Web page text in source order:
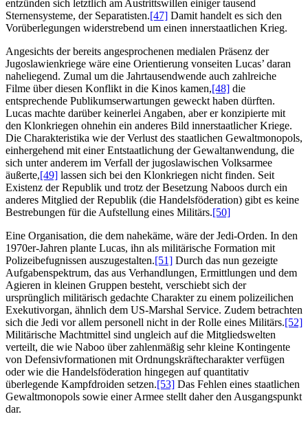
entzünden sich letztlich am Austrittswillen einiger tausend
Sternensysteme, der Separatisten.[47] Damit handelt es sich den
Vorüberlegungen widerstrebend um einen innerstaatlichen Krieg.
Angesichts der bereits angesprochenen medialen Präsenz der
Jugoslawienkriege wäre eine Orientierung vonseiten Lucas’ daran
naheliegend. Zumal um die Jahrtausendwende auch zahlreiche
Filme über diesen Konflikt in die Kinos kamen,[48] die
entsprechende Publikumserwartungen geweckt haben dürften.
Lucas machte darüber keinerlei Angaben, aber er konzipierte mit
den Klonkriegen ohnehin ein anderes Bild innerstaatlicher Kriege.
Die Charakteristika wie der Verlust des staatlichen Gewaltmonopols,
einhergehend mit einer Entstaatlichung der Gewaltanwendung, die
sich unter anderem im Verfall der jugoslawischen Volksarmee
äußerte,[49] lassen sich bei den Klonkriegen nicht finden. Seit
Existenz der Republik und trotz der Besetzung Naboos durch ein
anderes Mitglied der Republik (die Handelsföderation) gibt es keine
Bestrebungen für die Aufstellung eines Militärs.[50]
Eine Organisation, die dem nahekäme, wäre der Jedi-Orden. In den
1970er-Jahren plante Lucas, ihn als militärische Formation mit
Polizeibefugnissen auszugestalten.[51] Durch das nun gezeigte
Aufgabenspektrum, das aus Verhandlungen, Ermittlungen und dem
Agieren in kleinen Gruppen besteht, verschiebt sich der
ursprünglich militärisch gedachte Charakter zu einem polizeilichen
Exekutivorgan, ähnlich dem US-Marshal Service. Zudem betrachten
sich die Jedi vor allem personell nicht in der Rolle eines Militärs.[52]
Militärische Machtmittel sind ungleich auf die Mitgliedswelten
verteilt, die wie Naboo über zahlenmäßig sehr kleine Kontingente
von Defensivformationen mit Ordnungskräftecharakter verfügen
oder wie die Handelsföderation hingegen auf quantitativ
überlegende Kampfdroiden setzen.[53] Das Fehlen eines staatlichen
Gewaltmonopols sowie einer Armee stellt daher den Ausgangspunkt
dar.